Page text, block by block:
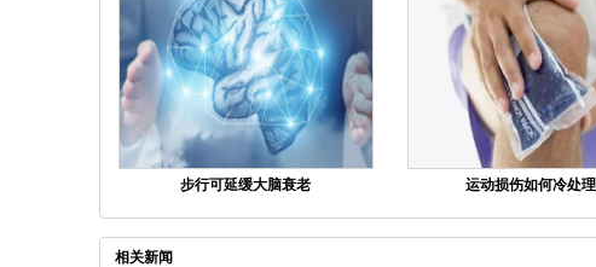
步行可延缓大脑衰老 运动损伤如何冷处
相关新闻